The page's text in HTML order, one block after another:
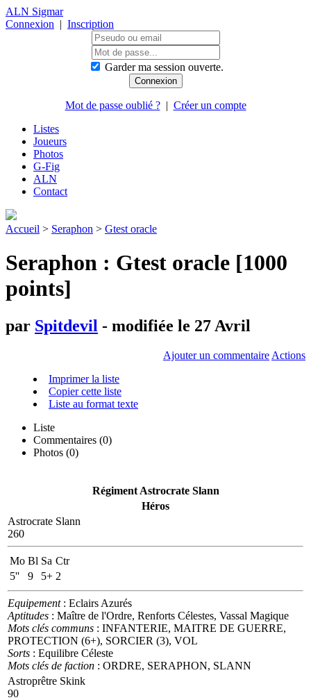
ALN Sigmar
Connexion | Inscription
Garder ma session ouverte.
Mot de passe oublié ?| Créer un compte
Listes
Joueurs
Photos
G-Fig
ALN
Contact
Accueil > Seraphon > Gtest oracle
Seraphon : Gtest oracle [1000
points]
par Spitdevil - modifiée le 27 Avril
Ajouter un commentaire Actions
Imprimer la liste
Copier cette liste
Liste au format texte
Liste
Commentaires (0)
Photos (0)
Régiment Astrocrate Slann
Héros
Astrocrate Slann
260
Mo Bl Sa Ctr
5''
9 5+ 2
Equipement: Eclairs Azurés
Aptitudes : Maître de l'Ordre, Renforts Célestes, Vassal Magique
Mots clés communs : INFANTERIE, MAITRE DE GUERRE,
PROTECTION (6+), SORCIER (3), VOL
Sorts : Equilibre Céleste
Mots clés de faction : ORDRE, SERAPHON, SLANN
Astroprêtre Skink
90